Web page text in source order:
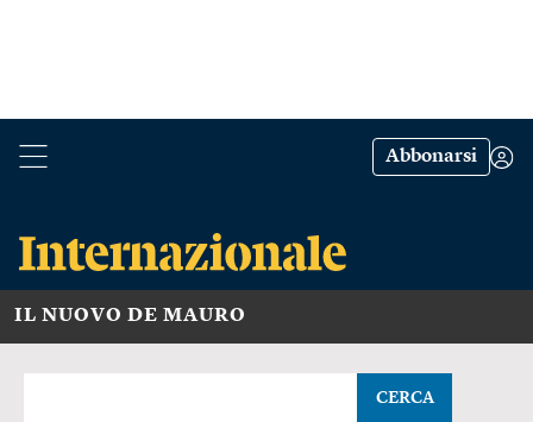
Abbonarsi
IL NUOVO DE MAURO
CERCA